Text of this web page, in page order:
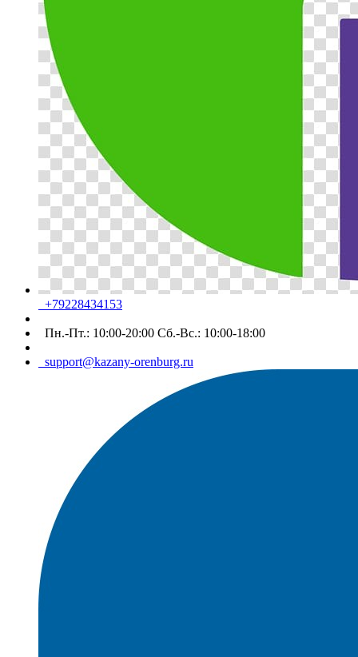
+79228434153
Пн.-Пт.: 10:00-20:00 Сб.-Вс.: 10:00-18:00
support@kazany-orenburg.ru